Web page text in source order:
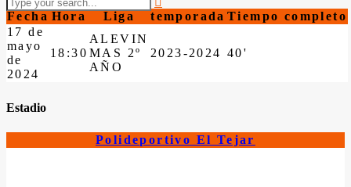
Fecha Hora Liga temporada Tiempo completo
17 de
mayo
de
2024
18:30
ALEVIN
MAS 2º
AÑO
2023-2024 40'
Estadio
Polideportivo El Tejar